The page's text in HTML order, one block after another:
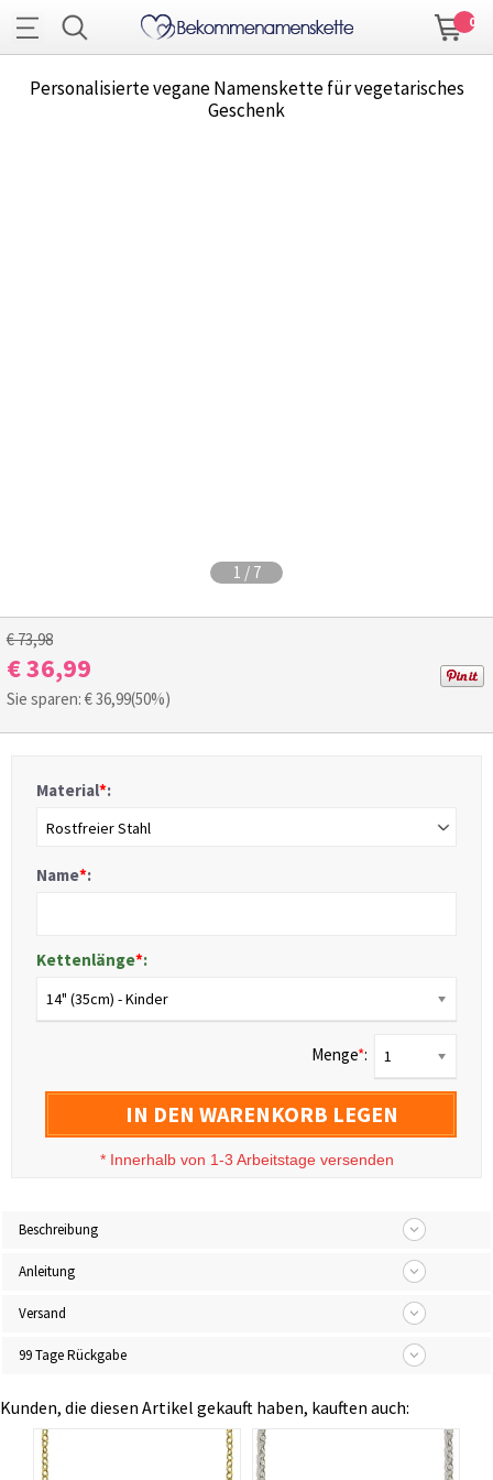
0
Personalisierte vegane Namenskette für vegetarisches
Geschenk
1 / 7
€ 73,98
€ 36,99
Sie sparen: €36,99(50%)
Material*:
Rostfreier Stahl
Name*:
Kettenlänge*:
14" (35cm) - Kinder
Menge*: 1
IN DEN WARENKORB LEGEN
* Innerhalb von 1-3 Arbeitstage versenden
Beschreibung
Anleitung
Versand
99 Tage Rückgabe
Kunden, die diesen Artikel gekauft haben, kauften auch: